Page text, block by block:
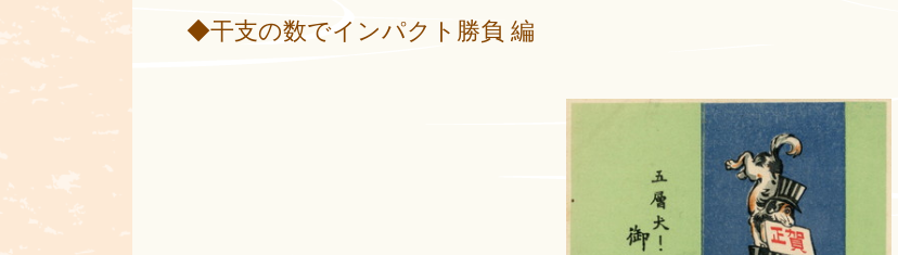
◆干支の数でインパクト勝負 編